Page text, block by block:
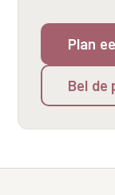
CONTOUR & HALS
Kaaklijn
Saypha Volume
Saypha Volume
Sculptra
Instagram
Volume Verlies
Atletisch
Plan
Bel de